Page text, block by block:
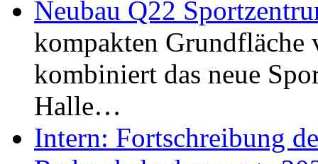
Neubau Q22
kompakten Grundfläche
kombiniert das neue
Halle…
Intern: Fortschreibung